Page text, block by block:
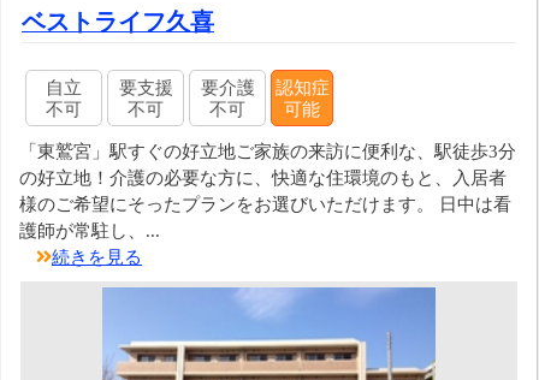
ベストライフ久喜
自立
不可
要支援
不可
要介護
不可
認知症
可能
「東鷲宮」駅すぐの好立地ご家族の来訪に便利な、駅徒歩3分
の好立地！介護の必要な方に、快適な住環境のもと、入居者
様のご希望にそったプランをお選びいただけます。 日中は看
護師が常駐し、...
続きを見る